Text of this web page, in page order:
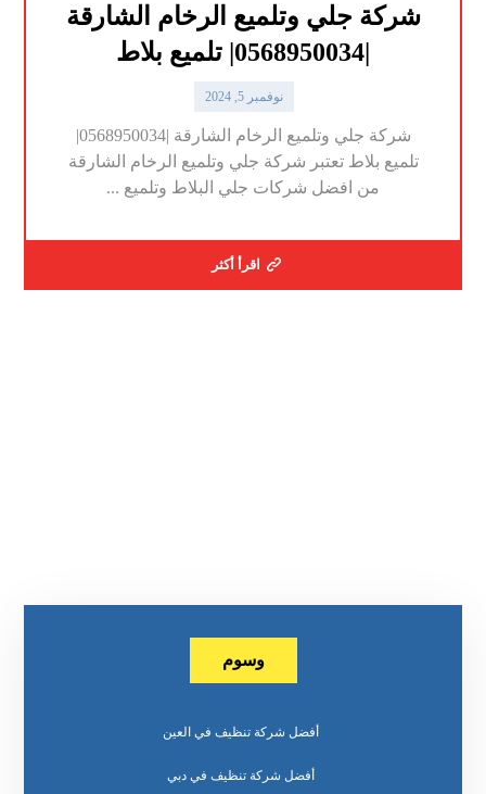
شركة جلي وتلميع الرخام الشارقة
|0568950034| تلميع بلاط
نوفمبر 5, 2024
شركة جلي وتلميع الرخام الشارقة |0568950034|
تلميع بلاط تعتبر شركة جلي وتلميع الرخام الشارقة
من افضل شركات جلي البلاط وتلميع ...
اقرأ أكثر
وسوم
أفضل شركة تنظيف في العين
أفضل شركة تنظيف في دبي